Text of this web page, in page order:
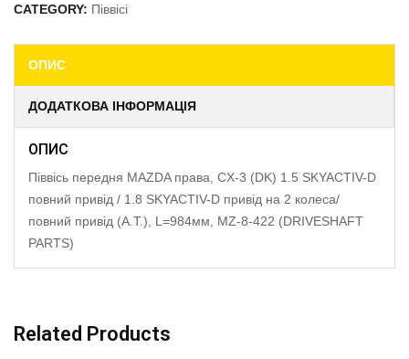
CATEGORY: Піввісі
ОПИС
ДОДАТКОВА ІНФОРМАЦІЯ
ОПИС
Піввісь передня MAZDA права, CX-3 (DK) 1.5 SKYACTIV-D
повний привід / 1.8 SKYACTIV-D привід на 2 колеса/
повний привід (A.T.), L=984мм, MZ-8-422 (DRIVESHAFT
PARTS)
Related Products